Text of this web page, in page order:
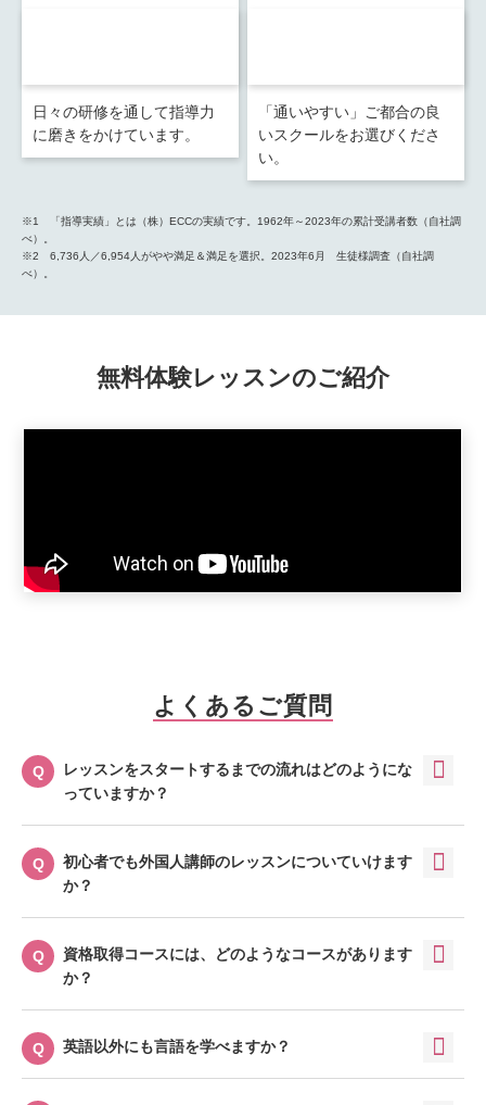
日々の研修を通して指導力
に磨きをかけています。
「通いやすい」ご都合の良
いスクールをお選びくださ
い。
※1 「指導実績」とは（株）ECCの実績です。1962年～2023年の累計受講者数（自社調
べ）。
※2 6,736人／6,954人がやや満足＆満足を選択。2023年6月 生徒様調査（自社調
べ）。
無料体験レッスンのご紹介
よくあるご質問
レッスンをスタートするまでの流れはどのようにな
っていますか？
初心者でも外国人講師のレッスンについていけます
か？
資格取得コースには、どのようなコースがあります
か？
英語以外にも言語を学べますか？